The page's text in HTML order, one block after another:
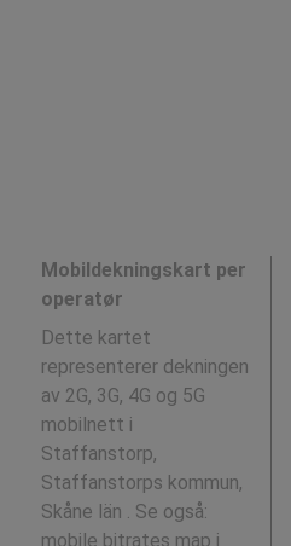
Mobildekningskart per
operatør
Dette kartet
representerer dekningen
av 2G, 3G, 4G og 5G
mobilnett i
Staffanstorp,
Staffanstorps kommun,
Skåne län . Se også:
mobile bitrates map i